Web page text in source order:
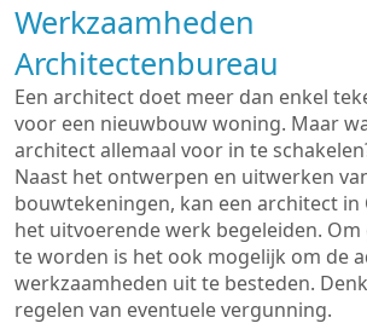
Werkzaamheden
Architectenbureau
Een architect doet meer dan enkel
voor een nieuwbouw woning. Maar
architect allemaal voor in te
Naast het ontwerpen en uitwerken
bouwtekeningen, kan een architect in
het uitvoerende werk begeleiden.
te worden is het ook mogelijk om de
werkzaamheden uit te besteden.
regelen van eventuele vergunning.